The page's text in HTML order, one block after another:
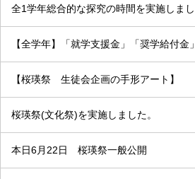
全1学年総合的な探究の時間を実施しま
【全学年】「就学支援金」「奨学給付金
【桜瑛祭 生徒会企画の手形アート】
桜瑛祭(文化祭)を実施しました。
本日6月22日 桜瑛祭一般公開